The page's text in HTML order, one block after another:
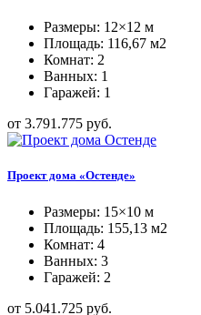
Размеры: 12×12 м
Площадь: 116,67 м2
Комнат: 2
Ванных: 1
Гаражей: 1
от 3.791.775 руб.
Проект дома «Остенде»
Размеры: 15×10 м
Площадь: 155,13 м2
Комнат: 4
Ванных: 3
Гаражей: 2
от 5.041.725 руб.